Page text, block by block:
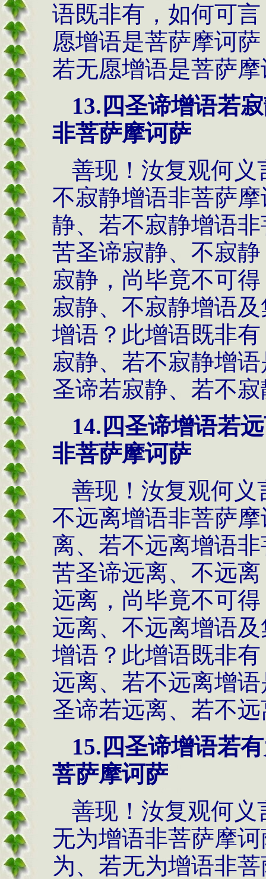
语既非有，如何可
愿增语是菩萨摩诃
若无愿增语是菩萨
13. 四圣谛增语若
非菩萨摩诃萨
善现！汝复观何
不寂静增语非菩萨
静、若不寂静增语
苦圣谛寂静、不寂
寂静，尚毕竟不可
寂静、不寂静增语
增语？此增语既非
寂静、若不寂静增
圣谛若寂静、若不
14. 四圣谛增语若
非菩萨摩诃萨
善现！汝复观何
不远离增语非菩萨
离、若不远离增语
苦圣谛远离、不远
远离，尚毕竟不可
远离、不远离增语
增语？此增语既非
远离、若不远离增
圣谛若远离、若不
15. 四圣谛增语若
菩萨摩诃萨
善现！汝复观何
无为增语非菩萨摩
为、若无为增语非